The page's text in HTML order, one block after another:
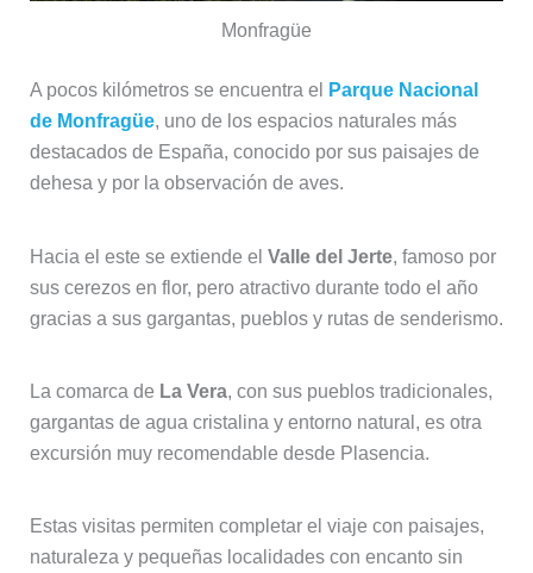
Monfragüe
A pocos kilómetros se encuentra el
Parque Nacional
de Monfragüe, uno de los espacios naturales más
destacados de España, conocido por sus paisajes de
dehesa y por la observación de aves.
Hacia el este se extiende el Valle del Jerte, famoso por
sus cerezos en flor, pero atractivo durante todo el año
gracias a sus gargantas, pueblos y rutas de senderismo.
La comarca de La Vera, con sus pueblos tradicionales,
gargantas de agua cristalina y entorno natural, es otra
excursión muy recomendable desde Plasencia.
Estas visitas permiten completar el viaje con paisajes,
naturaleza y pequeñas localidades con encanto sin